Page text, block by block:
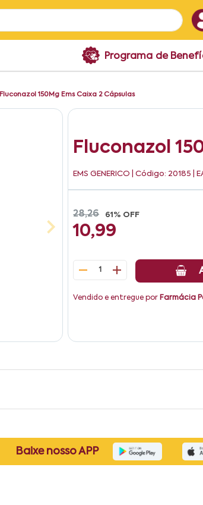
Programa de
Fluconazol 150Mg Ems Caixa 2 Cápsulas
Fluconazol
EMS GENERICO | Código: 20185 |
28,26 61% OFF
10,99
1
Vendido e entregue por Farmácia
Baixe nosso APP